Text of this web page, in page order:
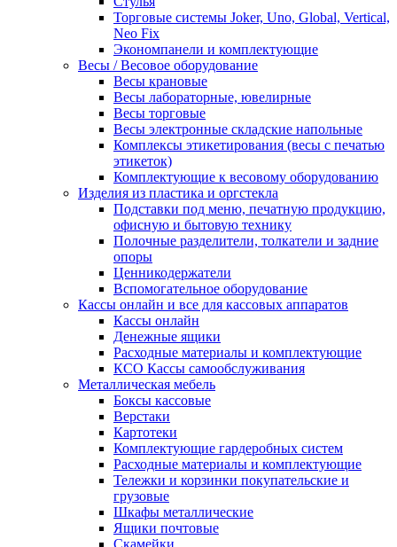
Торговые системы Joker, Uno, Global, Vertical,
Neo Fix
Экономпанели и комплектующие
Весы / Весовое оборудование
Весы крановые
Весы лабораторные, ювелирные
Весы торговые
Весы электронные складские напольные
Комплексы этикетирования (весы с печатью
этикеток)
Комплектующие к весовому оборудованию
Изделия из пластика и оргстекла
Подставки под меню, печатную продукцию,
офисную и бытовую технику
Полочные разделители, толкатели и задние
опоры
Ценникодержатели
Вспомогательное оборудование
Кассы онлайн и все для кассовых аппаратов
Кассы онлайн
Денежные ящики
Расходные материалы и комплектующие
КСО Кассы самообслуживания
Металлическая мебель
Боксы кассовые
Верстаки
Картотеки
Комплектующие гардеробных систем
Расходные материалы и комплектующие
Тележки и корзинки покупательские и
грузовые
Шкафы металлические
Ящики почтовые
Скамейки